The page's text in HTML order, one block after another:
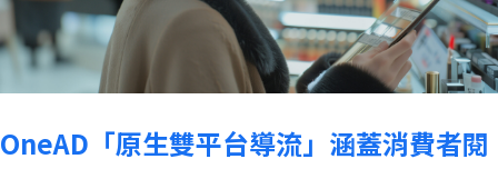
OneAD「原生雙平台導流」涵蓋消費者閱